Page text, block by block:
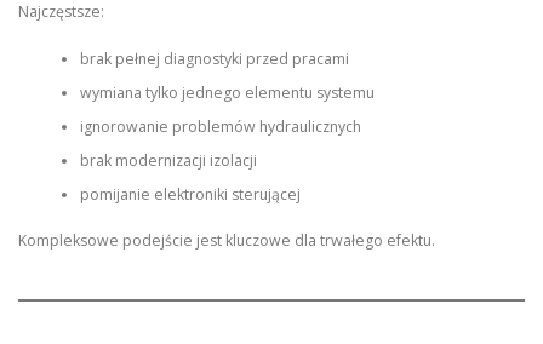
Najczęstsze:
brak pełnej diagnostyki przed pracami
wymiana tylko jednego elementu systemu
ignorowanie problemów hydraulicznych
brak modernizacji izolacji
pomijanie elektroniki sterującej
Kompleksowe podejście jest kluczowe dla trwałego efektu.